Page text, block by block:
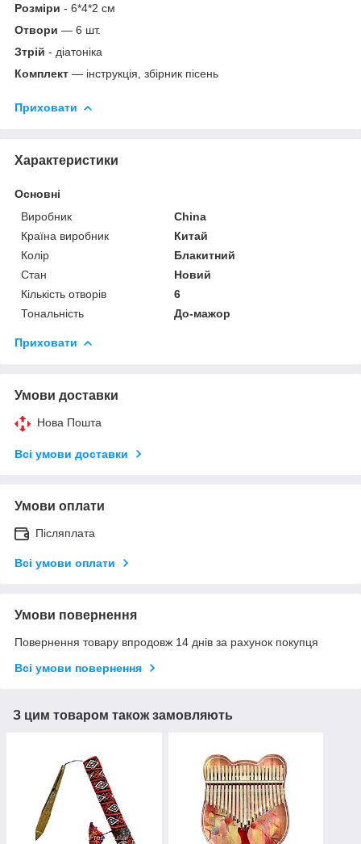
Розміри - 6*4*2 см
Отвори — 6 шт.
Зтрій - діатоніка
Комплект — інструкція, збірник пісень
Приховати
Характеристики
Основні
Виробник
China
Країна виробник
Китай
Колір
Блакитний
Стан
Новий
Кількість отворів
6
Тональність
До-мажор
Приховати
Умови доставки
Нова Пошта
Всі умови доставки
Умови оплати
Післяплата
Всі умови оплати
Умови повернення
Повернення товару впродовж 14 днів за рахунок покупця
Всі умови повернення
З цим товаром також замовляють